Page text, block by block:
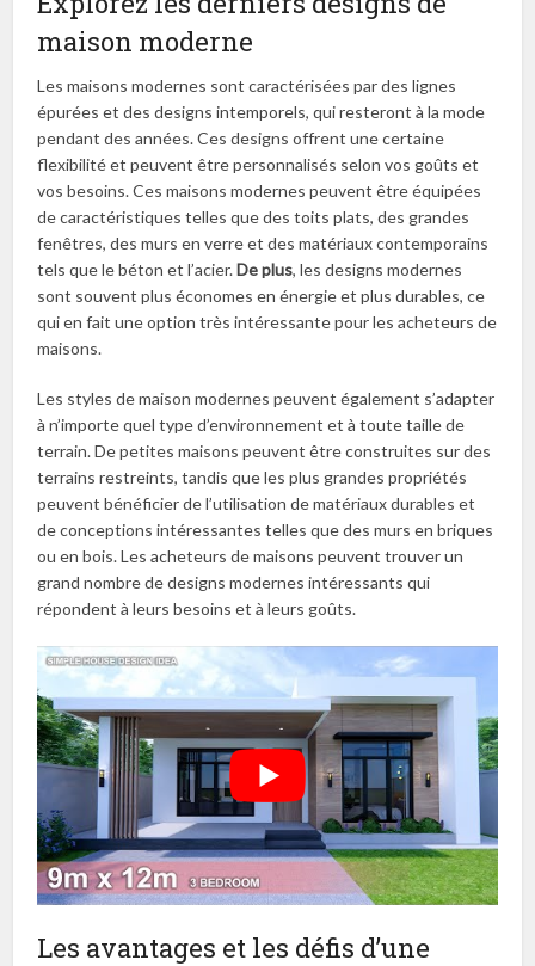
maison moderne
Les maisons modernes sont caractérisées par des lignes
épurées et des designs intemporels, qui resteront à la mode
pendant des années. Ces designs offrent une certaine
flexibilité et peuvent être personnalisés selon vos goûts et
vos besoins. Ces maisons modernes peuvent être équipées
de caractéristiques telles que des toits plats, des grandes
fenêtres, des murs en verre et des matériaux contemporains
tels que le béton et l’acier.De plus, les designs modernes
sont souvent plus économes en énergie et plus durables, ce
qui en fait une option très intéressante pour les acheteurs de
maisons.
Les styles de maison modernes peuvent également s’adapter
à n’importe quel type d’environnement et à toute taille de
terrain. De petites maisons peuvent être construites sur des
terrains restreints, tandis que les plus grandes propriétés
peuvent bénéficier de l’utilisation de matériaux durables et
de conceptions intéressantes telles que des murs en briques
ou en bois. Les acheteurs de maisons peuvent trouver un
grand nombre de designs modernes intéressants qui
répondent à leurs besoins et à leurs goûts.
Les avantages et les défis d’une